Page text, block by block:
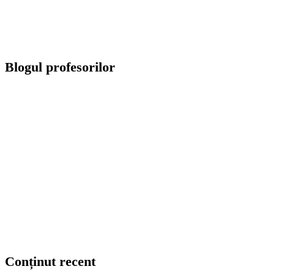
Blogul profesorilor
Conținut recent